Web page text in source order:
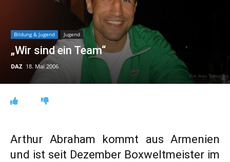
Bildung & Jugend Jugend
„Wir sind ein Team“
DAZ 18. Mai 2006
Arthur Abraham kommt aus Armenien
und ist seit Dezember Boxweltmeister im